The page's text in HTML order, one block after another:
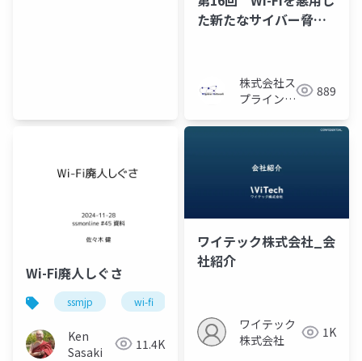
た新たなサイバー脅
株式会社ス
プライン・
ク
889
Wi-Fi廃人しぐさ
ssmjp wi-fi
Ken
Sasaki
11.4K
ワイテック株式会社_会
社紹介
ワイテック
株式会社
1K